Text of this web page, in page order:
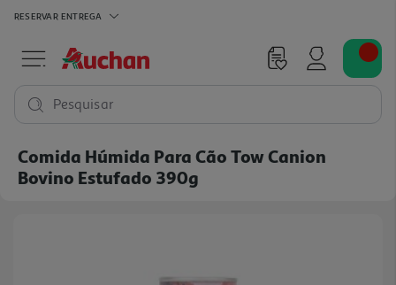
RESERVAR ENTREGA
Pesquisar
Comida Húmida Para Cão Tow Canion
Bovino Estufado 390g